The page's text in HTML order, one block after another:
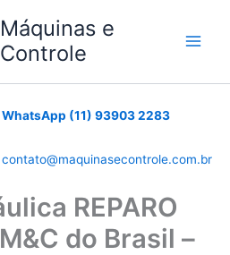
Máquinas e
Controle
WhatsApp (11) 93903 2283
contato@maquinasecontrole.com.br
REPARO
do Brasil –